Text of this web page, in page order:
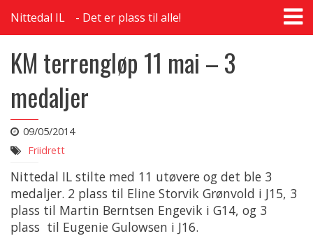
Nittedal IL Det er plass til alle!
KM terrengløp 11 mai – 3
medaljer
09/05/2014
Friidrett
Nittedal IL stilte med 11 utøvere og det ble 3
medaljer. 2 plass til Eline Storvik Grønvold i J15, 3
plass til Martin Berntsen Engevik i G14, og 3
plass til Eugenie Gulowsen i J16.